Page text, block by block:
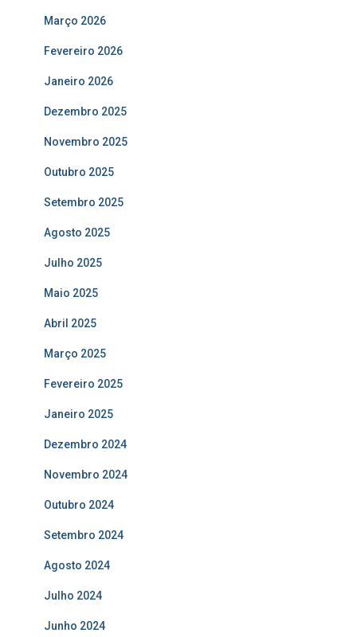
Março 2026
Fevereiro 2026
Janeiro 2026
Dezembro 2025
Novembro 2025
Outubro 2025
Setembro 2025
Agosto 2025
Julho 2025
Maio 2025
Abril 2025
Março 2025
Fevereiro 2025
Janeiro 2025
Dezembro 2024
Novembro 2024
Outubro 2024
Setembro 2024
Agosto 2024
Julho 2024
Junho 2024